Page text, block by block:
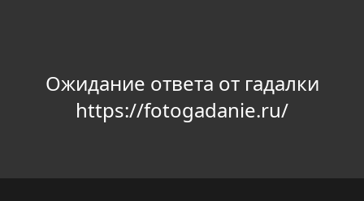
Ожидание ответа от гадалки
https://fotogadanie.ru/